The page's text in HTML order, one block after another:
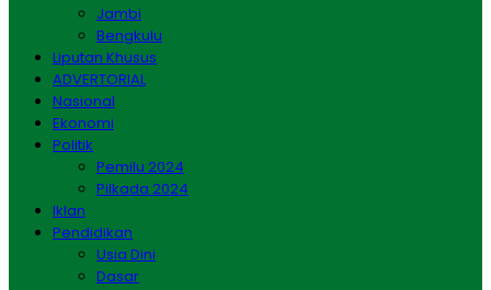
Jambi
Bengkulu
Liputan Khusus
ADVERTORIAL
Nasional
Ekonomi
Politik
Pemilu 2024
Pilkada 2024
Iklan
Pendidikan
Usia Dini
Dasar